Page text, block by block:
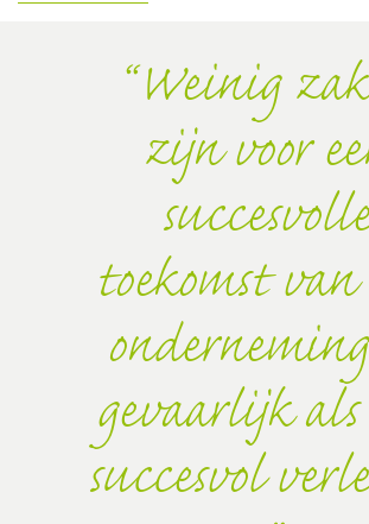
Weinig
zijn voor
toekomst
gevaarlijk als
succesvol